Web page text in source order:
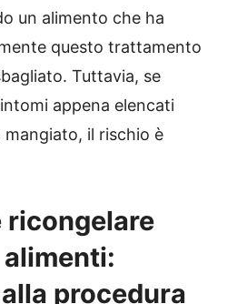
un alimento che ha
questo trattamento
Tuttavia, se
appena elencati
il rischio è
ricongelare
procedura